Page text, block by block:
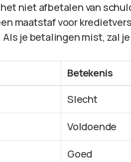
niet afbetalen van
maatstaf voor
je betalingen mist, zal
Betekenis
Slecht
Voldoende
Goed